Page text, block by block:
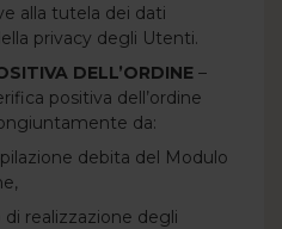
alla tutela dei dati
privacy degli Utenti.
DELL’ORDINE –
positiva dell’ordine
da:
debita del Modulo
di realizzazione degli